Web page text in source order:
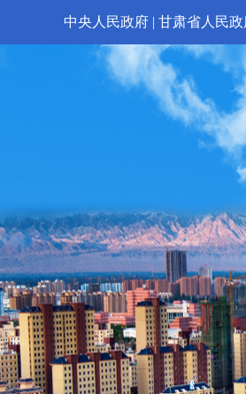
中央人民政府 | 甘肃省人民政